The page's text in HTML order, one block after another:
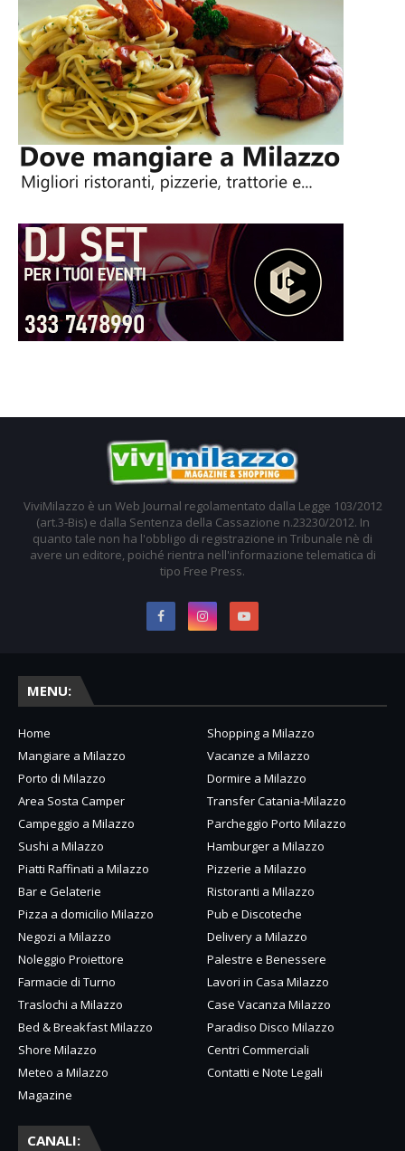
ViviMilazzo è un Web Journal regolamentato dalla Legge 103/2012
(art.3-Bis) e dalla Sentenza della Cassazione n.23230/2012. In
quanto tale non ha l'obbligo di registrazione in Tribunale nè di
avere un editore, poiché rientra nell'informazione telematica di
tipo Free Press.
MENU:
Home
Shopping a Milazzo
Mangiare a Milazzo
Vacanze a Milazzo
Porto di Milazzo
Dormire a Milazzo
Area Sosta Camper
Transfer Catania-Milazzo
Campeggio a Milazzo
Parcheggio Porto Milazzo
Sushi a Milazzo
Hamburger a Milazzo
Piatti Raffinati a Milazzo
Pizzerie a Milazzo
Bar e Gelaterie
Ristoranti a Milazzo
Pizza a domicilio Milazzo
Pub e Discoteche
Negozi a Milazzo
Delivery a Milazzo
Noleggio Proiettore
Palestre e Benessere
Farmacie di Turno
Lavori in Casa Milazzo
Traslochi a Milazzo
Case Vacanza Milazzo
Bed & Breakfast Milazzo
Paradiso Disco Milazzo
Shore Milazzo
Centri Commerciali
Meteo a Milazzo
Contatti e Note Legali
Magazine
CANALI: